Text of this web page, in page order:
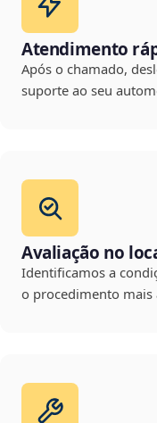
Atendimento
Após o chamado,
suporte ao seu
Avaliação no
Identificamos a
o procedimento mais